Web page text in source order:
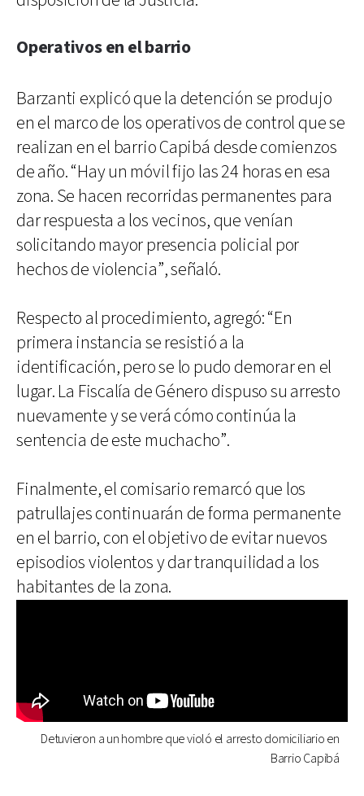
Operativos en el barrio
Barzanti explicó que la detención se produjo
en el marco de los operativos de control que se
realizan en el barrio Capibá desde comienzos
de año. “Hay un móvil fijo las 24 horas en esa
zona. Se hacen recorridas permanentes para
dar respuesta a los vecinos, que venían
solicitando mayor presencia policial por
hechos de violencia”, señaló.
Respecto al procedimiento, agregó: “En
primera instancia se resistió a la
identificación, pero se lo pudo demorar en el
lugar. La Fiscalía de Género dispuso su arresto
nuevamente y se verá cómo continúa la
sentencia de este muchacho”.
Finalmente, el comisario remarcó que los
patrullajes continuarán de forma permanente
en el barrio, con el objetivo de evitar nuevos
episodios violentos y dar tranquilidad a los
habitantes de la zona.
Detuvieron a un hombre que violó el arresto domiciliario en
Barrio Capibá